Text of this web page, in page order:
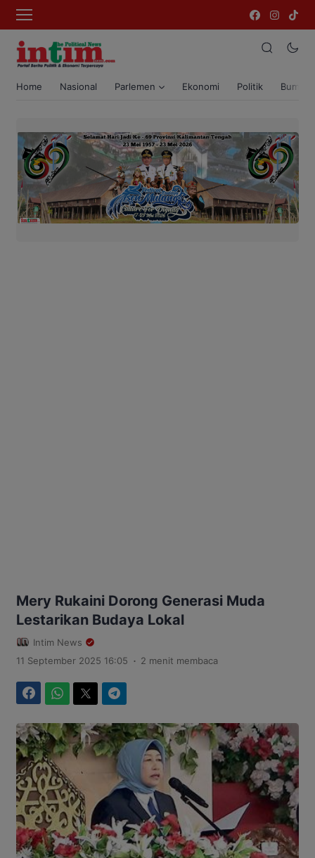
Home Nasional Parlemen Ekonomi Politik Bumi
Mery Rukaini Dorong Generasi Muda
Lestarikan Budaya Lokal
Intim News
11 September 2025 16:05 . 2 menit membaca